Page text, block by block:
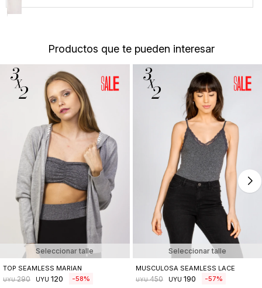
Productos que te pueden interesar
Seleccionar talle
TOP SEAMLESS MARIAN
UYU 290 UYU 120 58
Seleccionar talle
MUSCULOSA SEAMLESS LACE
UYU 450 UYU 190 57